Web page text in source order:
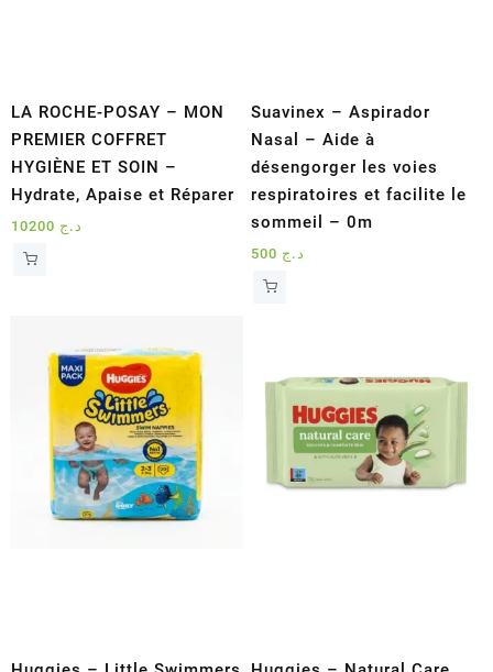
LA ROCHE-POSAY – MON
PREMIER COFFRET
HYGIÈNE ET SOIN –
Hydrate, Apaise et Réparer
د.ج
Suavinex – Aspirador
Nasal – Aide à
désengorger les voies
respiratoires et facilite le
sommeil – 0m
د.ج